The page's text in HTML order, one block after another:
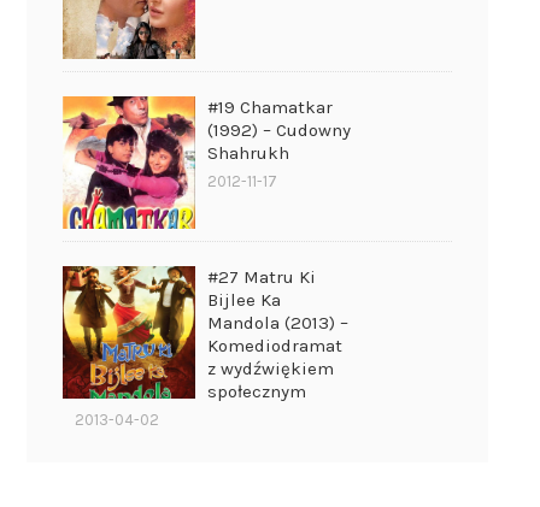
#19 Chamatkar
(1992) – Cudowny
Shahrukh
2012-11-17
#27 Matru Ki
Bijlee Ka
Mandola (2013) –
Komediodramat
z wydźwiękiem
społecznym
2013-04-02